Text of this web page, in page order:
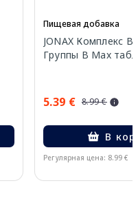
Пищевая добавка
JONAX Комплекс
Группы В Max
5.39 € 8.99 €
В
Регулярная цена: 8.99 €